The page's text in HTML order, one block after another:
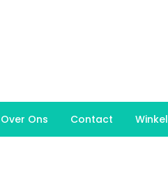
Over Ons Contact Winkel